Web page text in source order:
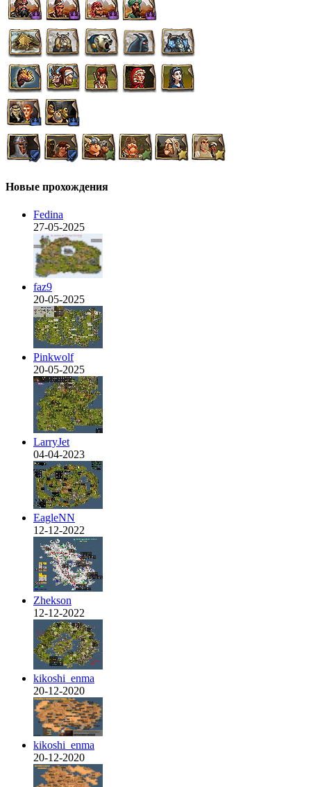
Новые прохождения
Fedina
27-05-2025
faz9
20-05-2025
Pinkwolf
20-05-2025
LarryJet
04-04-2023
EagleNN
12-12-2022
Zhekson
12-12-2022
kikoshi_enma
20-12-2020
kikoshi_enma
20-12-2020